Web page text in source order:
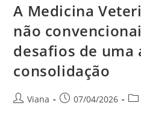
A Medicina
não
desafios de uma
consolidação
Viana 07/04/2026